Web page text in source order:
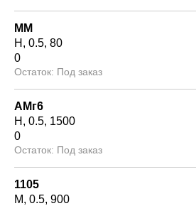
ММ
Н
0.5 80
0
Под заказ
АМг6
Н
0.5 1500
0
Под заказ
1105
М 0.5 900